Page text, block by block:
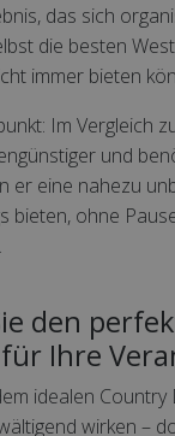
das sich
die besten
immer bieten
Im Vergleich
und
er eine nahezu
bieten, ohne
den
für Ihre
idealen Country
wirken –